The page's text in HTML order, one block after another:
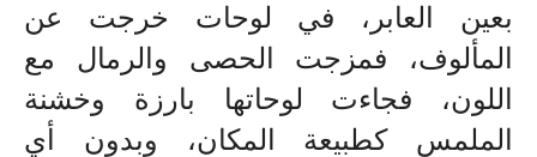
بعين العابر، في لوحات خرجت عن
المألوف، فمزجت الحصى والرمال مع
اللون، فجاءت لوحاتها بارزة وخشنة
الملمس كطبيعة المكان، وبدون أي